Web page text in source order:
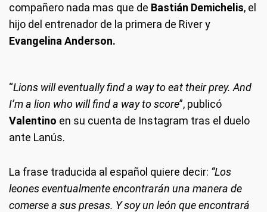
compañero nada mas que de Bastián Demichelis, el
hijo del entrenador de la primera de River y
Evangelina Anderson.
“Lions will eventually find a way to eat their prey. And
I’m a lion who will find a way to score”, publicó
Valentino en su cuenta de Instagram tras el duelo
ante Lanús.
La frase traducida al español quiere decir: “Los
leones eventualmente encontrarán una manera de
comerse a sus presas. Y soy un león que encontrará